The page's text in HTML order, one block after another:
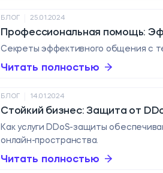
БЛОГ 14.01.2024
Стойкий бизнес: Защита от
Как услуги DDoS-защиты
онлайн-пространства.
Читать полностью
БЛОГ 25.01.2024
Профессиональная помощь:
Секреты эффективного общения с
Читать полностью